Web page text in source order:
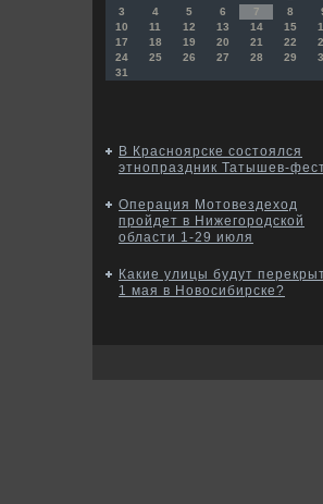
3
4 5 6 7 8
10
11 12 13 14 15
17
18 19 20 21 22
24
25 26 27 28 29
31
В Красноярске состоялся
этнопраздник Татышев-
Операция Мотовездеход
пройдет в Нижегородской
области 1-29 июля
Какие улицы будут
1 мая в Новосибирске?